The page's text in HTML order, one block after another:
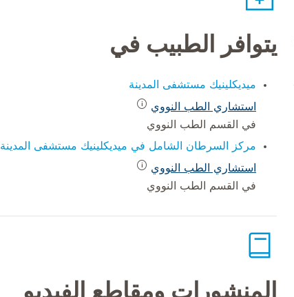
يتوافر الطبيب في
ميديكلينيك مستشفى المدينة
استشاري الطب النووي
في القسم الطب النووي
مركز السرطان الشامل في ميديكلينيك مستشفى المدينة
استشاري الطب النووي
في القسم الطب النووي
المنشورات ومقاطع الفيديو